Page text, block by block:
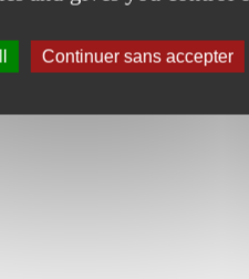
Continuer sans accepter